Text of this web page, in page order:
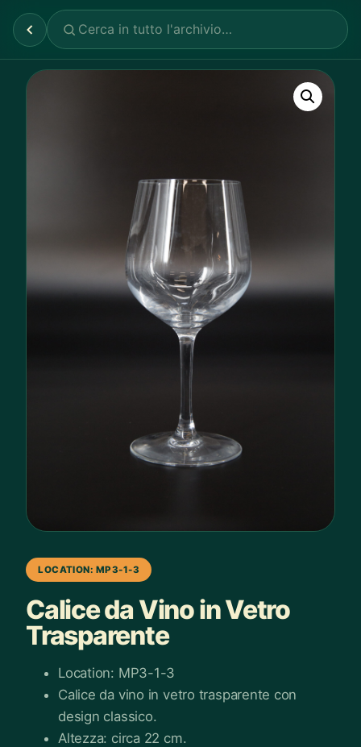
LOCATION: MP3-1-3
Calice da Vino in Vetro
Trasparente
Location: MP3-1-3
Calice da vino in vetro trasparente con
design classico.
Altezza: circa 22 cm.